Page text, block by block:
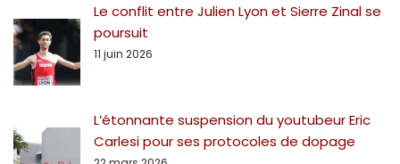
Le conflit entre Julien Lyon et Sierre Zinal se
poursuit
11 juin 2026
L’étonnante suspension du youtubeur Eric
Carlesi pour ses protocoles de dopage